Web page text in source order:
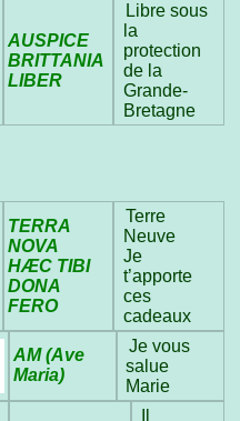
AUSPICE
BRITTANIA
LIBER
Libre sous
la
protection
de la
Grande-
Bretagne
TERRA
NOVA
HÆC TIBI
DONA
FERO
Terre
Neuve
Je
t’apporte
ces
cadeaux
AM (Ave
Maria)
Je vous
salue
Marie